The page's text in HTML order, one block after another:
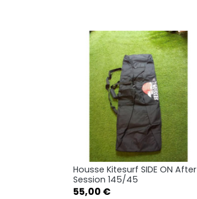
Aperçu rapide
Housse Kitesurf SIDE ON After
Session 145/45
Prix
55,00 €